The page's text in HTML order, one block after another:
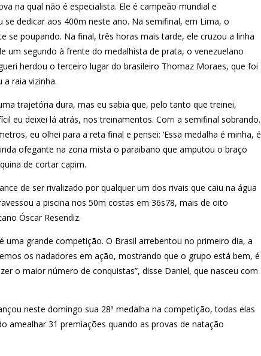
na qual não é especialista. Ele é campeão mundial e
dedicar aos 400m neste ano. Na semifinal, em Lima, o
se poupando. Na final, três horas mais tarde, ele cruzou a linha
um segundo à frente do medalhista de prata, o venezuelano
herdou o terceiro lugar do brasileiro Thomaz Moraes, que foi
raia vizinha.
trajetória dura, mas eu sabia que, pelo tanto que treinei,
eu deixei lá atrás, nos treinamentos. Corri a semifinal sobrando.
eu olhei para a reta final e pensei: ‘Essa medalha é minha, é
ofegante na zona mista o paraibano que amputou o braço
de cortar capim.
de ser rivalizado por qualquer um dos rivais que caiu na água
a piscina nos 50m costas em 36s78, mais de oito
Óscar Resendiz.
grande competição. O Brasil arrebentou no primeiro dia, a
os nadadores em ação, mostrando que o grupo está bem, é
o maior número de conquistas”, disse Daniel, que nasceu com
neste domingo sua 28ª medalha na competição, todas elas
amealhar 31 premiações quando as provas de natação